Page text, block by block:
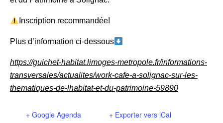
Inscription recommandée!
Plus d’information ci-dessous
https://guichet-habitat.limoges-metropole.fr/informations-
transversales/actualites/work-cafe-a-solignac-sur-les-
thematiques-de-lhabitat-et-du-patrimoine-59890
+ Google Agenda + Exporter vers iCal